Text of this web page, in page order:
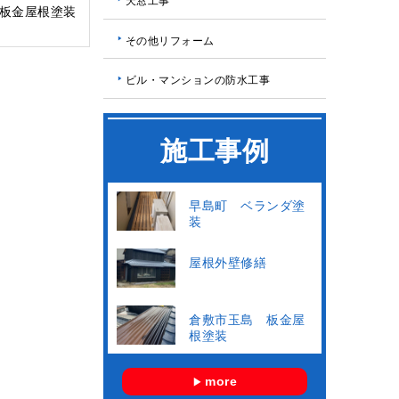
金屋根塗装
その他リフォーム
ビル・マンションの防水工事
施工事例
早島町 ベランダ塗
装
屋根外壁修繕
倉敷市玉島 板金屋
根塗装
more